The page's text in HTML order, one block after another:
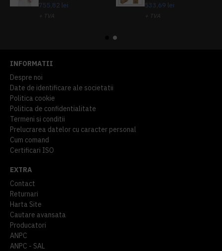
755,82 lei
+ TVA
533,69 lei
+ TVA
INFORMATII
Despre noi
Date de identificare ale societatii
Politica cookie
Politica de confidentialitate
Termeni si conditii
Prelucrarea datelor cu caracter personal
Cum comand
Certificari ISO
EXTRA
Contact
Returnari
Harta Site
Cautare avansata
Producatori
ANPC
ANPC - SAL